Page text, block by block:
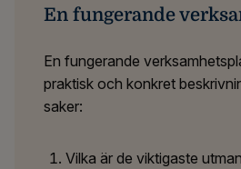
En fungerande
En fungerande
praktisk och konkret
saker:
Vilka är de viktigaste